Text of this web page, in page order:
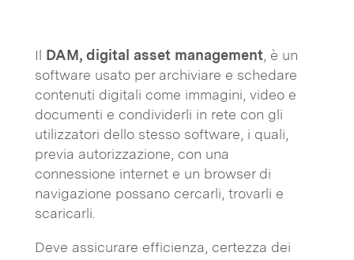
Il DAM, digital asset management , è un
software usato per archiviare e schedare
contenuti digitali come immagini, video e
documenti e condividerli in rete con gli
utilizzatori dello stesso software, i quali,
previa autorizzazione, con una
connessione internet e un browser di
navigazione possano cercarli, trovarli e
scaricarli.
Deve assicurare efficienza, certezza dei